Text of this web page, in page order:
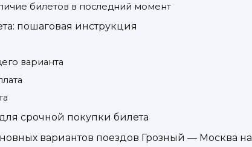
билетов в последний момент
пошаговая инструкция
варианта
срочной покупки билета
вариантов поездов Грозный — Москва на